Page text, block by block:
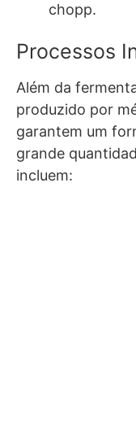
chopp.
Processos
Além da
produzido por
garantem um
grande
incluem: